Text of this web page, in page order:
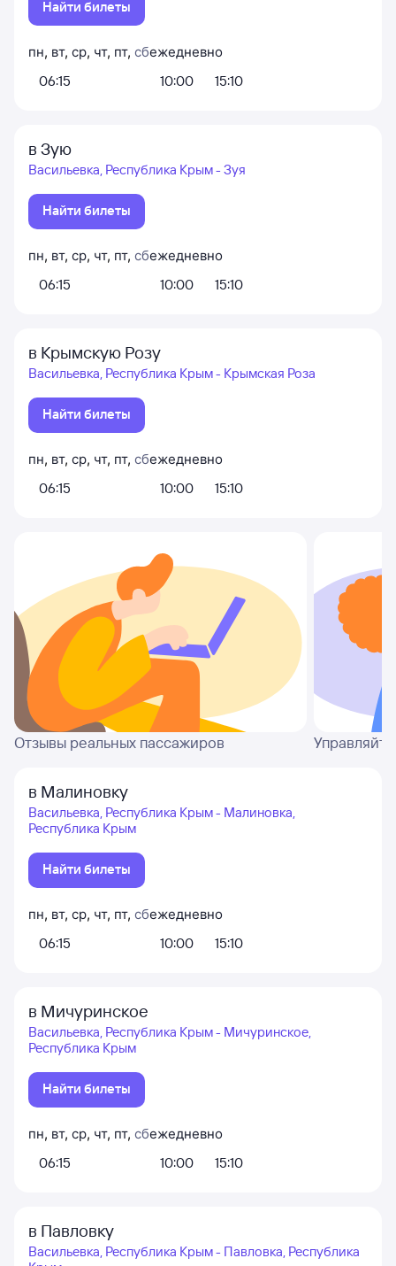
Найти билеты
пн, вт, ср, чт, пт, сб
06:15
ежедневно
10:00
15:10
в Зую
Васильевка, Республика Крым - Зуя
Найти билеты
пн, вт, ср, чт, пт, сб
06:15
ежедневно
10:00
15:10
в Крымскую Розу
Васильевка, Республика Крым - Крымская Роза
Найти билеты
пн, вт, ср, чт, пт, сб
06:15
ежедневно
10:00
15:10
Отзывы реальных пассажиров
в Малиновку
Васильевка, Республика Крым - Малиновка,
Республика Крым
Найти билеты
пн, вт, ср, чт, пт, сб
06:15
ежедневно
10:00
15:10
в Мичуринское
Васильевка, Республика Крым - Мичуринское,
Республика Крым
Найти билеты
пн, вт, ср, чт, пт, сб
06:15
ежедневно
10:00
15:10
в Павловку
Васильевка, Республика Крым - Павловка, Республика